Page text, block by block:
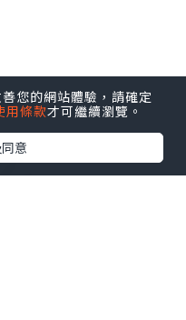
您的網站體驗，請確定
用條款才可繼續瀏覽。
意